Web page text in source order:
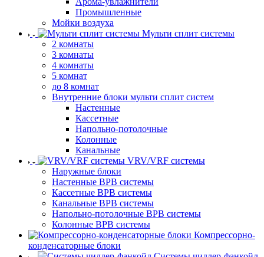
Промышленные
Мойки воздуха
Мульти сплит системы
2 комнаты
3 комнаты
4 комнаты
5 комнат
до 8 комнат
Внутренние блоки мульти сплит систем
Настенные
Кассетные
Напольно-потолочные
Колонные
Канальные
VRV/VRF системы
Наружные блоки
Настенные ВРВ системы
Кассетные ВРВ системы
Канальные ВРВ системы
Напольно-потолочные ВРВ системы
Колонные ВРВ системы
Компрессорно-
конденсаторные блоки